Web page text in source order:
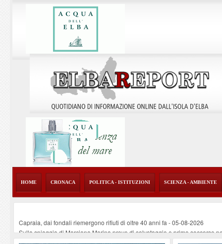
HOME CRONACA POLITICA - ISTITUZIONI SCIENZA - AMBIENTE
Capraia, dai fondali riemergono rifiuti di oltre 40 anni fa -05-08-2026
Sulla spiaggia di Marciana Marina prove di salvataggio e primo soccorso
Rotta Elba–Bali: il viaggio impossibile di Moira Lena Tassi approda al